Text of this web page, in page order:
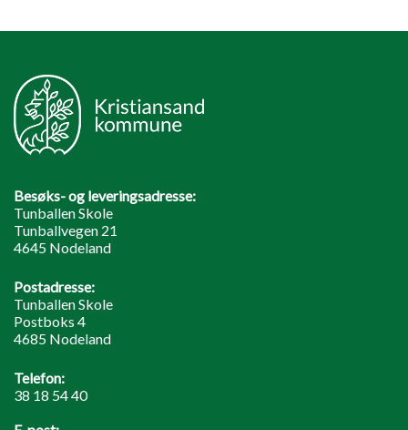
Besøks- og leveringsadresse:
Tunballen Skole
Tunballvegen 21
4645 Nodeland
Postadresse:
Tunballen Skole
Postboks 4
4685 Nodeland
Telefon:
38 18 54 40